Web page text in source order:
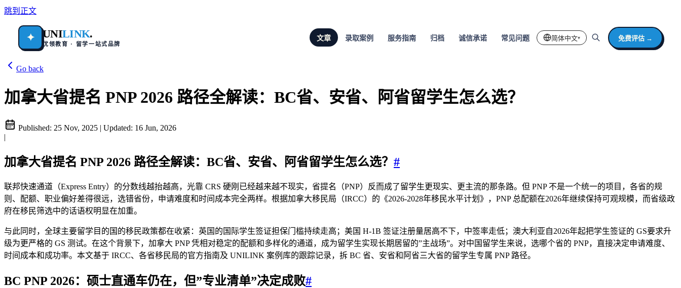
跳到正文
✦ UNILINK.
优领教育 · 留学一站式品牌
文章 录取案例 服务指南 归档 诚信承诺 常见问题 简体中文▾ 免费评估 →
Go back
加拿大省提名 PNP 2026 路径全解读：BC省、安省、阿省留学生怎么选？
Published: 25 Nov, 2025 | Updated: 16 Jun, 2026
|
加拿大省提名 PNP 2026 路径全解读：BC省、安省、阿省留学生怎么选？ #
联邦快速通道（Express Entry）的分数线越抬越高，光靠 CRS 硬刚已经越来越不现实，省提名（PNP）反而成了留学生更现实、更主流的那条路。但 PNP 不是一个统一的项目，各省的规
则、配额、职业偏好差得很远，选错省份，申请难度和时间成本完全两样。根据加拿大移民局（IRCC）的《2026-2028年移民水平计划》，PNP 总配额在2026年继续保持可观规模，而省级政
府在移民筛选中的话语权明显在加重。
与此同时，全球主要留学目的国的移民政策都在收紧：英国的国际学生签证担保门槛持续走高；美国 H-1B 签证注册量居高不下，中签率走低；澳大利亚自2026年起把学生签证的 GS要求升
级为更严格的 GS 测试。在这个背景下，加拿大 PNP 凭相对稳定的配额和多样化的通道，成为留学生实现长期居留的”主战场”。对中国留学生来说，选哪个省的 PNP，直接决定申请难度、
时间成本和成功率。本文基于 IRCC、各省移民局的官方指南及 UNILINK 案例库的跟踪记录，拆 BC 省、安省和阿省三大省的留学生专属 PNP 路径。
BC PNP 2026：硕士直通车仍在，但”专业清单”决定成败#